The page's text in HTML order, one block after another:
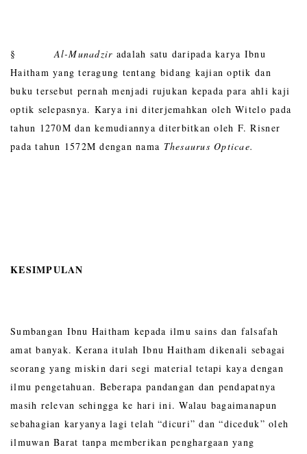
§Al-Munadzir adalah satu daripada karya Ibnu
Haitham yang teragung tentang bidang kajian optik dan
buku tersebut pernah menjadi rujukan kepada para ahli kaji
optik selepasnya. Karya ini diterjemahkan oleh Witelo pada
tahun 1270M dan kemudiannya diterbitkan oleh F. Risner
pada tahun 1572M dengan nama Thesaurus Opticae.
KESIMPULAN
Sumbangan Ibnu Haitham kepada ilmu sains dan falsafah
amat banyak. Kerana itulah Ibnu Haitham dikenali sebagai
seorang yang miskin dari segi material tetapi kaya dengan
ilmu pengetahuan. Beberapa pandangan dan pendapatnya
masih relevan sehingga ke hari ini. Walau bagaimanapun
sebahagian karyanya lagi telah “dicuri” dan “diceduk” oleh
ilmuwan Barat tanpa memberikan penghargaan yang